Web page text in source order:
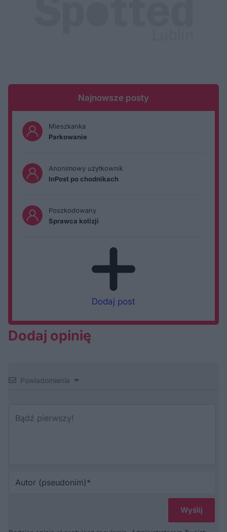
Najnowsze posty
Mieszkanka
Parkowanie
Anonimowy użytkownik
InPost po chodnikach
Poszkodowany
Sprawca kolizji
Dodaj post
Dodaj opinię
Powiadomienia